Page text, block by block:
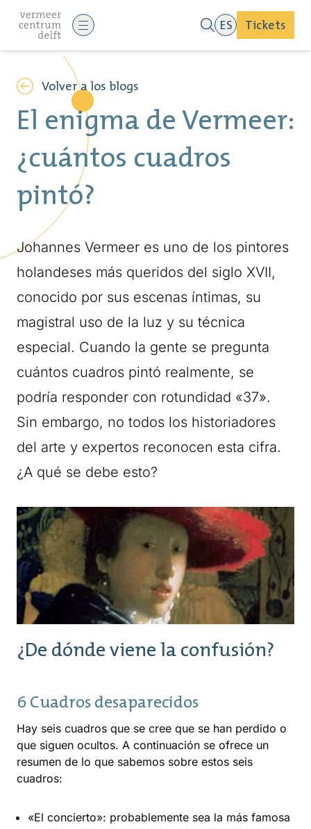
ES Tickets
Volver a los blogs
El enigma de Vermeer:
¿cuántos cuadros
pintó?
Johannes Vermeer es uno de los pintores
holandeses más queridos del siglo XVII,
conocido por sus escenas íntimas, su
magistral uso de la luz y su técnica
especial. Cuando la gente se pregunta
cuántos cuadros pintó realmente, se
podría responder con rotundidad «37».
Sin embargo, no todos los historiadores
del arte y expertos reconocen esta cifra.
¿A qué se debe esto?
¿De dónde viene la confusión?
6 Cuadros desaparecidos
Hay seis cuadros que se cree que se han perdido o
que siguen ocultos. A continuación se ofrece un
resumen de lo que sabemos sobre estos seis
cuadros:
«El concierto»: probablemente sea la más famosa